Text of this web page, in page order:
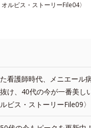
ルビス・ストーリーFile04〉
看護師時代、メニエール
け、40代の今が一番美しい
ビス・ストーリーFile09〉